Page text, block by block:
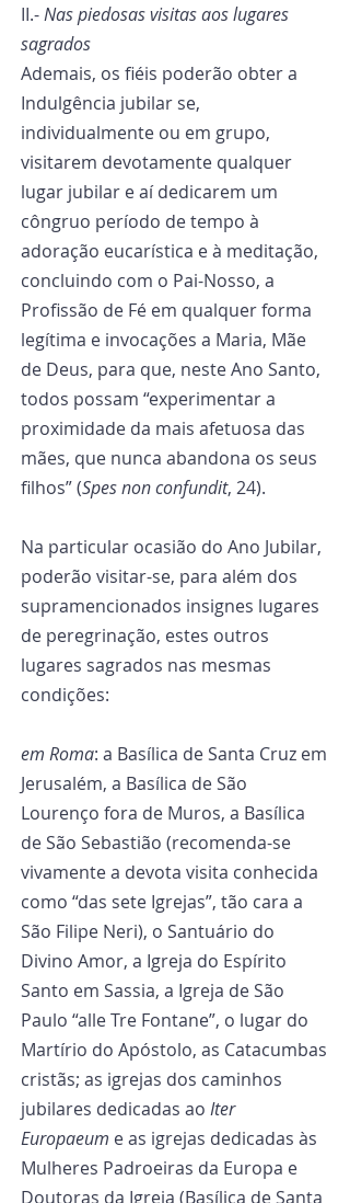
II.- Nas piedosas visitas aos lugares
sagrados
Ademais, os fiéis poderão obter a
Indulgência jubilar se,
individualmente ou em grupo,
visitarem devotamente qualquer
lugar jubilar e aí dedicarem um
côngruo período de tempo à
adoração eucarística e à meditação,
concluindo com o Pai-Nosso, a
Profissão de Fé em qualquer forma
legítima e invocações a Maria, Mãe
de Deus, para que, neste Ano Santo,
todos possam “experimentar a
proximidade da mais afetuosa das
mães, que nunca abandona os seus
filhos” (Spes non confundit, 24).
Na particular ocasião do Ano Jubilar,
poderão visitar-se, para além dos
supramencionados insignes lugares
de peregrinação, estes outros
lugares sagrados nas mesmas
condições:
em Roma: a Basílica de Santa Cruz em
Jerusalém, a Basílica de São
Lourenço fora de Muros, a Basílica
de São Sebastião (recomenda-se
vivamente a devota visita conhecida
como “das sete Igrejas”, tão cara a
São Filipe Neri), o Santuário do
Divino Amor, a Igreja do Espírito
Santo em Sassia, a Igreja de São
Paulo “alle Tre Fontane”, o lugar do
Martírio do Apóstolo, as Catacumbas
cristãs; as igrejas dos caminhos
jubilares dedicadas ao Iter
Europaeum e as igrejas dedicadas às
Mulheres Padroeiras da Europa e
Doutoras da Igreja (Basílica de Santa